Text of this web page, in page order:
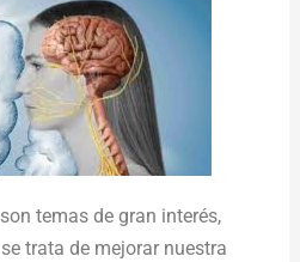
temas de gran interés,
trata de mejorar nuestra